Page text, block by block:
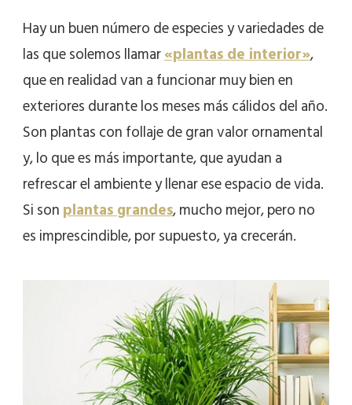
Hay un buen número de especies y variedades de
las que solemos llamar«plantas de interior»,
que en realidad van a funcionar muy bien en
exteriores durante los meses más cálidos del año.
Son plantas con follaje de gran valor ornamental
y, lo que es más importante, que ayudan a
refrescar el ambiente y llenar ese espacio de vida.
Si sonplantas grandes, mucho mejor, pero no
es imprescindible, por supuesto, ya crecerán.